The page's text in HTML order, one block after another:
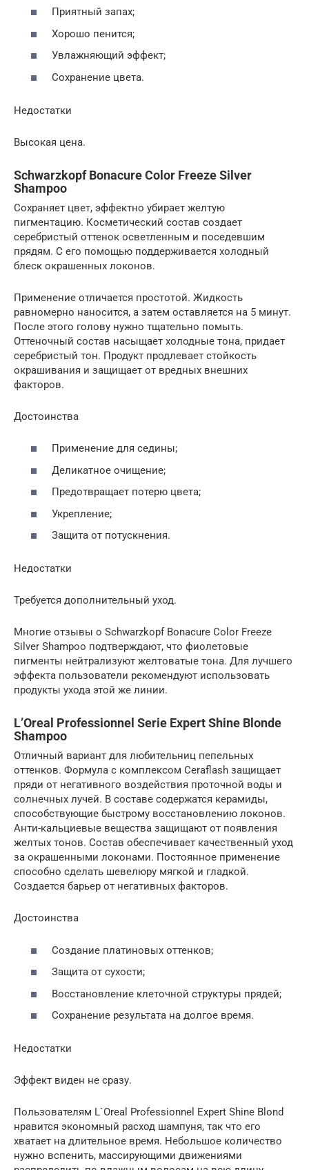
Приятный запах;
Хорошо пенится;
Увлажняющий эффект;
Сохранение цвета.
Недостатки
Высокая цена.
Schwarzkopf Bonacure Color Freeze Silver
Shampoo
Сохраняет цвет, эффектно убирает желтую
пигментацию. Косметический состав создает
серебристый оттенок осветленным и поседевшим
прядям. С его помощью поддерживается холодный
блеск окрашенных локонов.
Применение отличается простотой. Жидкость
равномерно наносится, а затем оставляется на 5 минут.
После этого голову нужно тщательно помыть.
Оттеночный состав насыщает холодные тона, придает
серебристый тон. Продукт продлевает стойкость
окрашивания и защищает от вредных внешних
факторов.
Достоинства
Применение для седины;
Деликатное очищение;
Предотвращает потерю цвета;
Укрепление;
Защита от потускнения.
Недостатки
Требуется дополнительный уход.
Многие отзывы о Schwarzkopf Bonacure Color Freeze
Silver Shampoo подтверждают, что фиолетовые
пигменты нейтрализуют желтоватые тона. Для лучшего
эффекта пользователи рекомендуют использовать
продукты ухода этой же линии.
L’Oreal Professionnel Serie Expert Shine Blonde
Shampoo
Отличный вариант для любительниц пепельных
оттенков. Формула с комплексом Ceraflash защищает
пряди от негативного воздействия проточной воды и
солнечных лучей. В составе содержатся керамиды,
способствующие быстрому восстановлению локонов.
Анти-кальциевые вещества защищают от появления
желтых тонов. Состав обеспечивает качественный уход
за окрашенными локонами. Постоянное применение
способно сделать шевелюру мягкой и гладкой.
Создается барьер от негативных факторов.
Достоинства
Создание платиновых оттенков;
Защита от сухости;
Восстановление клеточной структуры прядей;
Сохранение результата на долгое время.
Недостатки
Эффект виден не сразу.
Пользователям L`Oreal Professionnel Expert Shine Blond
нравится экономный расход шампуня, так что его
хватает на длительное время. Небольшое количество
нужно вспенить, массирующими движениями